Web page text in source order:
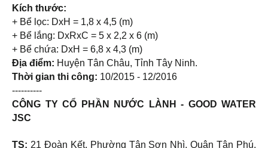
Kích thước:
+ Bể lọc: DxH = 1,8 x 4,5 (m)
+ Bể lắng: DxRxC = 5 x 2,2 x 6 (m)
+ Bể chứa: DxH = 6,8 x 4,3 (m)
Địa điểm: Huyện Tân Châu, Tỉnh Tây Ninh.
Thời gian thi công: 10/2015 - 12/2016
----------
CÔNG TY CỔ PHẦN NƯỚC LÀNH - GOOD WATER
JSC
TS: 21 Đoàn Kết, Phường Tân Sơn Nhì, Quận Tân Phú,